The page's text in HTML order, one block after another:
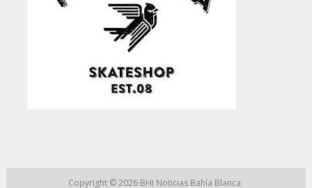
Copyright © 2026 BHI Noticias Bahía Blanca